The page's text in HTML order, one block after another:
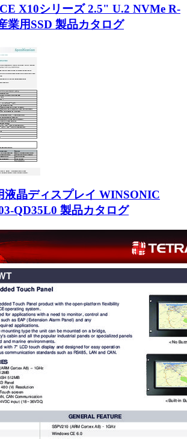
X10シリーズ 2.5" U.2 NVMe R-
業用SSD 製品カタログ
液晶ディスプレイ WINSONIC
QD35L0 製品カタログ